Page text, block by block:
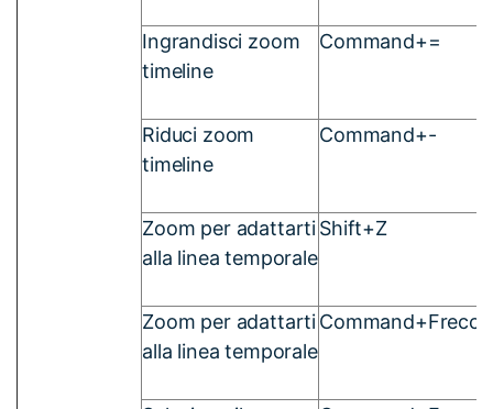
Ingrandisci zoom
timeline
Command+=
Riduci zoom
timeline
Command+-
Zoom per adattarti
alla linea temporale
Shift+Z
Zoom per adattarti
alla linea temporale